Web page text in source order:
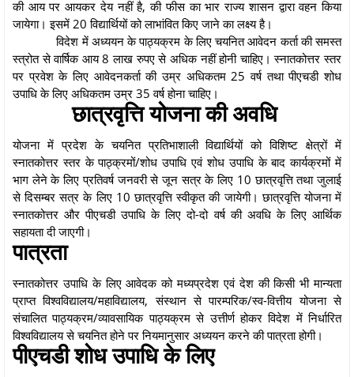
की आय पर आयकर देय नहीं है, की फीस का भार राज्य शासन द्वारा वहन किया
जायेगा। इसमें 20 विद्यार्थियों को लाभांवित किए जाने का लक्ष्य है।
विदेश में अध्ययन के पाठ्यक्रम के लिए चयनित आवेदन कर्ता की समस्त
स्त्रोत से वार्षिक आय 8 लाख रुपए से अधिक नहीं होनी चाहिए। स्नातकोत्तर स्तर
पर प्रवेश के लिए आवेदनकर्ता की उम्र अधिकतम 25 वर्ष तथा पीएचडी शोध
उपाधि के लिए अधिकतम उम्र 35 वर्ष होना चाहिए।
छात्रवृत्ति योजना की अवधि
योजना में प्रदेश के चयनित प्रतिभाशाली विद्यार्थियों को विशिष्ट क्षेत्रों में
स्नातकोत्तर स्तर के पाठ्क्रमों/शोध उपाधि एवं शोध उपाधि के बाद कार्यक्रमों में
भाग लेने के लिए प्रतिवर्ष जनवरी से जून सत्र के लिए 10 छात्रवृत्ति तथा जुलाई
से दिसम्बर सत्र के लिए 10 छात्रवृत्ति स्वीकृत की जायेगी। छात्रवृत्ति योजना में
स्नातकोत्तर और पीएचडी उपाधि के लिए दो-दो वर्ष की अवधि के लिए आर्थिक
सहायता दी जाएगी।
पात्रता
स्नातकोत्तर उपाधि के लिए आवेदक को मध्यप्रदेश एवं देश की किसी भी मान्यता
प्राप्त विश्वविद्यालय/महाविद्यालय, संस्थान से पारम्परिक/स्व-वित्तीय योजना से
संचालित पाठ्यक्रम/व्यावसायिक पाठ्यक्रम से उत्तीर्ण होकर विदेश में निर्धारित
विश्वविद्यालय से चयनित होने पर नियमानुसार अध्ययन करने की पात्रता होगी।
पीएचडी शोध उपाधि के लिए